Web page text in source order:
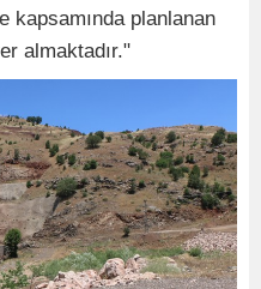
kapsamında planlanan
almaktadır."